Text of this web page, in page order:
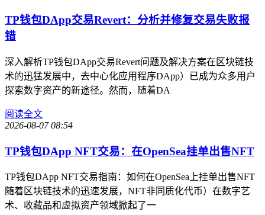
TP钱包DApp交易Revert：分析并修复交易失败报
错
深入解析TP钱包DApp交易Revert问题及解决方案在区块链技
术的迅猛发展中，去中心化应用程序DApp）已成为众多用户
探索数字资产的新途径。然而，随着DA
阅读全文
2026-08-07 08:54
TP钱包DApp NFT交易：在OpenSea挂单出售NFT
TP钱包DApp NFT交易指南：如何在OpenSea上挂单出售NFT
随着区块链技术的迅速发展，NFT非同质化代币）在数字艺
术、收藏品和虚拟资产领域掀起了一